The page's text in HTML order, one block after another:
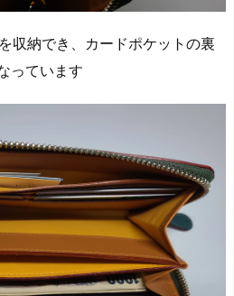
収納でき、カードポケットの裏
っています